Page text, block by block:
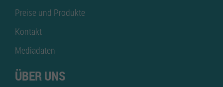
Preise und Produkte
Kontakt
Mediadaten
ÜBER UNS